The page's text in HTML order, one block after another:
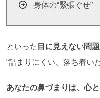
身体の“緊張ぐせ”
といった 目に見えない問
“詰まりにくい、落ち着い
あなたの鼻づまりは、心